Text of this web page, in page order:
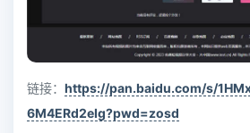
链接： https://pan.baidu.com/s/
6M4ERd2eIg?pwd=zosd